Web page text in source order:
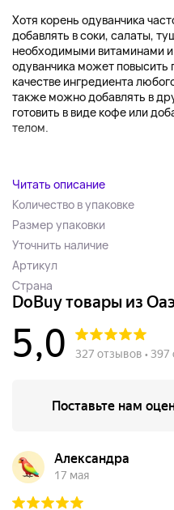
Хотя корень одуванчика
добавлять в соки, салаты,
необходимыми витаминами
одуванчика может повысить
качестве ингредиента
также можно добавлять в
готовить в виде кофе или
телом.
Читать описание
Количество в упаковке
Размер упаковки
Уточнить наличие
Артикул
Страна